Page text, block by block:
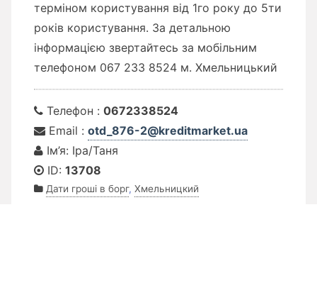
терміном користування від 1го року до 5ти
років користування. За детальною
інформацією звертайтесь за мобільним
телефоном 067 233 8524 м. Хмельницький
Телефон : 0672338524
Email : otd_876-2@kreditmarket.ua
Ім’я: Іра/Таня
ID: 13708
Дати гроші в борг, Хмельницкий